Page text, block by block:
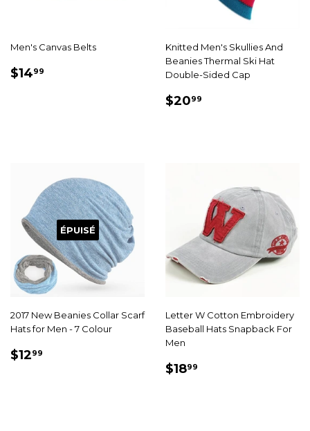
Men's Canvas Belts
PRIX
$1499
Knitted Men's Skullies And
Beanies Thermal Ski Hat
Double-Sided Cap
PRIX
$2099
ÉPUISÉ
2017 New Beanies Collar Scarf
Hats for Men - 7 Colour
PRIX
$1299
Letter W Cotton Embroidery
Baseball Hats Snapback For
Men
PRIX
$1899